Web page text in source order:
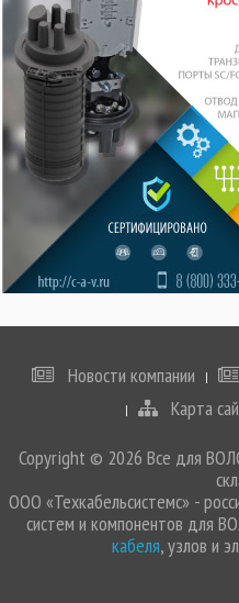
Новости компании
Карта
Copyright © 2026 Все для
ООО «Техкабельсистемс» -
систем и компонентов для
кабеля, узлов и